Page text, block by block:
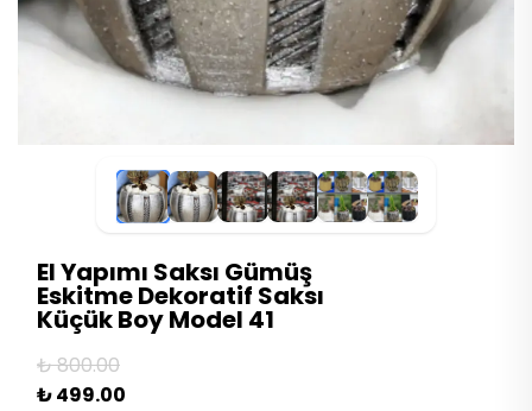
El Yapımı Saksı Gümüş
Eskitme Dekoratif Saksı
Küçük Boy Model 41
₺ 800.00
₺ 499.00